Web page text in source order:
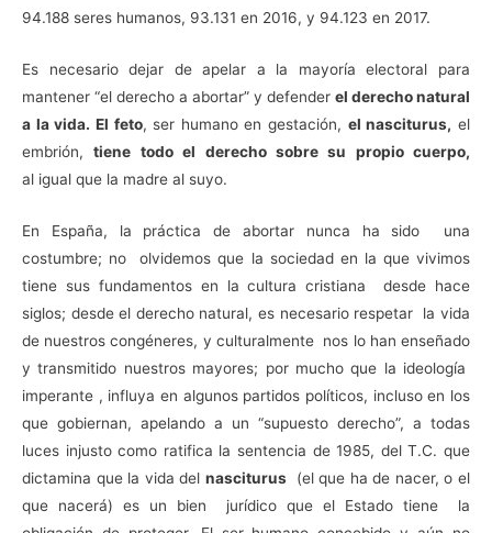
94.188 seres humanos, 93.131 en 2016, y 94.123 en 2017.
Es necesario dejar de apelar a la mayoría electoral para
mantener “el derecho a abortar” y defender el derecho natural
a la vida. El feto, ser humano en gestación, el nasciturus, el
embrión,tiene todo el derecho sobre su propio cuerpo,
al igual que la madre al suyo.
En España, la práctica de abortar nunca ha sido una
costumbre; no olvidemos que la sociedad en la que vivimos
tiene sus fundamentos en la cultura cristiana desde hace
siglos; desde el derecho natural, es necesario respetar la vida
de nuestros congéneres, y culturalmente nos lo han enseñado
y transmitido nuestros mayores; por mucho que la ideología
imperante , influya en algunos partidos políticos, incluso en los
que gobiernan, apelando a un “supuesto derecho”, a todas
luces injusto como ratifica la sentencia de 1985, del T.C. que
dictamina que la vida del nasciturus(el que ha de nacer, o el
que nacerá) es un bien jurídico que el Estado tiene la